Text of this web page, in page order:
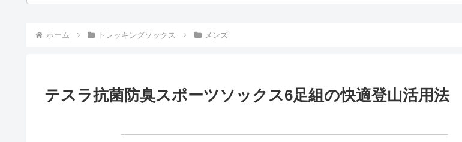
ホーム トレッキングソックス メンズ
テスラ抗菌防臭スポーツソックス6足組の快適登山活用法